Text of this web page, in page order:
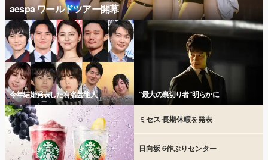
aespa ワールドツアー開幕
今年結婚発表した有名芸能人 “最大の裏切り者”明らかに
ミセス 長期休暇を発表
日向坂 6作ぶりセンター